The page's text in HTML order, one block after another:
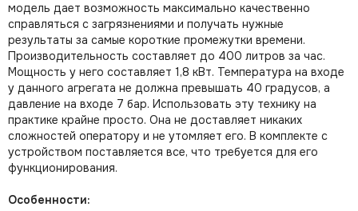
модель дает возможность максимально качественно
справляться с загрязнениями и получать нужные
результаты за самые короткие промежутки времени.
Производительность составляет до 400 литров за час.
Мощность у него составляет 1,8 кВт. Температура на входе
у данного агрегата не должна превышать 40 градусов, а
давление на входе 7 бар. Использовать эту технику на
практике крайне просто. Она не доставляет никаких
сложностей оператору и не утомляет его. В комплекте с
устройством поставляется все, что требуется для его
функционирования.
Особенности: